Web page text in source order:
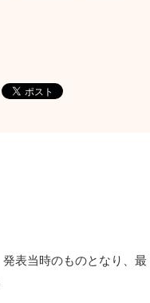
表当時のものとなり、最